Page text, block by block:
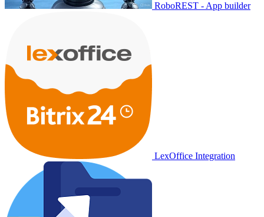
RoboREST - App builder
LexOffice Integration